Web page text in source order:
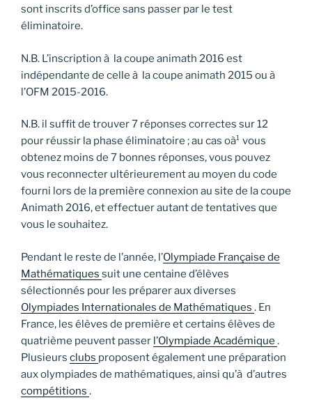
sont inscrits d’office sans passer par le test
éliminatoire.
N.B. L’inscription à la coupe animath 2016 est
indépendante de celle à la coupe animath 2015 ou à
l’OFM 2015-2016.
N.B. il suffit de trouver 7 réponses correctes sur 12
pour réussir la phase éliminatoire ; au cas oà¹ vous
obtenez moins de 7 bonnes réponses, vous pouvez
vous reconnecter ultérieurement au moyen du code
fourni lors de la première connexion au site de la coupe
Animath 2016, et effectuer autant de tentatives que
vous le souhaitez.
Pendant le reste de l’année, l’Olympiade Française de
Mathématiques suit une centaine d’élèves
sélectionnés pour les préparer aux diverses
Olympiades Internationales de Mathématiques . En
France, les élèves de première et certains élèves de
quatrième peuvent passer l’Olympiade Académique .
Plusieurs clubs proposent également une préparation
aux olympiades de mathématiques, ainsi qu’à d’autres
compétitions .